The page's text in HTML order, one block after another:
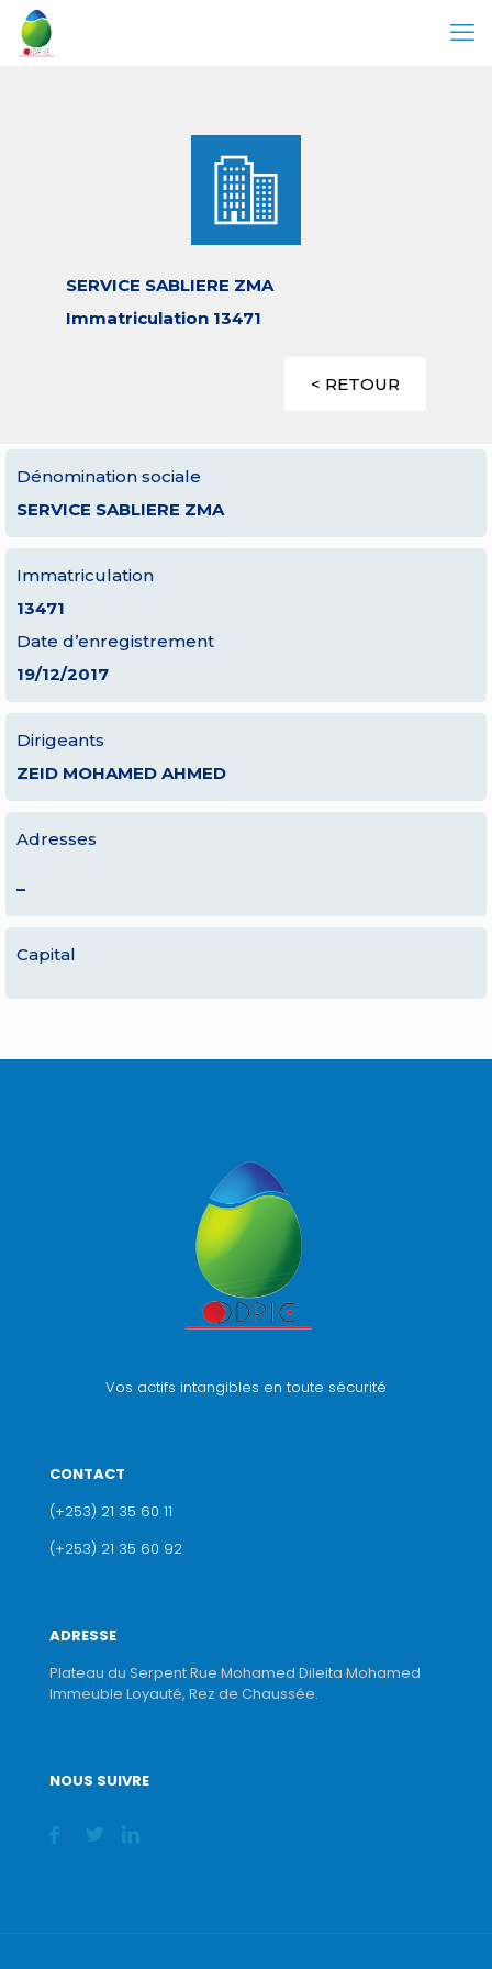
SERVICE SABLIERE ZMA
Immatriculation 13471
< RETOUR
Dénomination sociale
SERVICE SABLIERE ZMA
Immatriculation
13471
Date d’enregistrement
19/12/2017
Dirigeants
ZEID MOHAMED AHMED
Adresses
–
Capital
Vos actifs intangibles en toute sécurité
CONTACT
(+253) 21 35 60 11
(+253) 21 35 60 92
ADRESSE
Plateau du Serpent Rue Mohamed Dileita Mohamed
Immeuble Loyauté, Rez de Chaussée.
NOUS SUIVRE